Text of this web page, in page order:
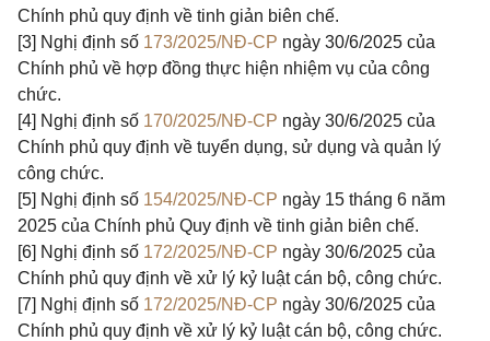
Chính phủ quy định về tinh giản biên chế.
[3] Nghị định số 173/2025/NĐ-CP ngày 30/6/2025 của
Chính phủ về hợp đồng thực hiện nhiệm vụ của công
chức.
[4] Nghị định số 170/2025/NĐ-CP ngày 30/6/2025 của
Chính phủ quy định về tuyển dụng, sử dụng và quản lý
công chức.
[5] Nghị định số 154/2025/NĐ-CP ngày 15 tháng 6 năm
2025 của Chính phủ Quy định về tinh giản biên chế.
[6] Nghị định số 172/2025/NĐ-CP ngày 30/6/2025 của
Chính phủ quy định về xử lý kỷ luật cán bộ, công chức.
[7] Nghị định số 172/2025/NĐ-CP ngày 30/6/2025 của
Chính phủ quy định về xử lý kỷ luật cán bộ, công chức.